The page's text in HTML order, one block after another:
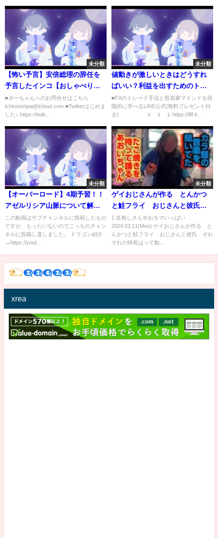
未分類
【怖い予言】安倍総理の辞任を
予言したインコ【おしゃべりイ
ンコ】言葉喋る喋りしゃべるセ
キセイインコ野鳥ペット癒し癒
すおもしろ面白笑い笑えるかわ
いい可愛い動画映像
■ポーちゃんへのお問合せはこちら
ichirosenpai@icloud.com ■Twitterはじめま
した↓ https://twitt...
未分類
値動きが激しいときはどうすれ
ばいい？利益を出すためのトレ
ード戦略の練り方！【ドル円 上
昇トレンド相場 FX】
■FXのトレード手法と投資家マインドを段
階的に学べるLINE公式(無料プレゼント付
き) ⇓ ⇓ ⇓ https://liff.li...
未分類
【オーバーロード】4期予習！！
アゼルリシア山脈について解説
【再掲】
この動画はサブチャンネルに投稿したもの
ですが、もったいないのでこっちのチャン
ネルに投稿し直しました。 ドラゴン紹介
→https://yout...
未分類
ゲイおじさんが作る とんかつ
と鮭フライ おじさんと彼氏
それぞれの特長は
1:名無しさん＠おカマいっぱい
2024.03.11(Mon) ゲイおじさんが作る と
んかつと鮭フライ おじさんと彼氏 それ
ぞれの特長はって動...
xrea